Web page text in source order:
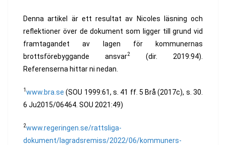
Denna artikel är ett resultat av Nicoles läsning och
reflektioner över de dokument som ligger till grund vid
framtagandet av lagen för kommunernas
brottsförebyggande ansvar2 (dir. 2019:94).
Referenserna hittar ni nedan.
1www.bra.se (SOU 1999:61, s. 41 ff. 5 Brå (2017c), s. 30.
6 Ju2015/06464. SOU 2021:49)
2www.regeringen.se/rattsliga-
dokument/lagradsremiss/2022/06/kommuners-